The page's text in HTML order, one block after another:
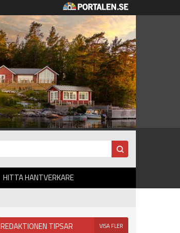
HITTA HANTVERKARE
REDAKTIONEN TIPSAR VISA FLER